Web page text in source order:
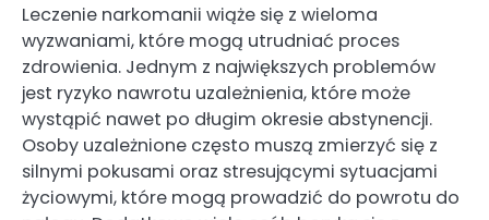
Leczenie narkomanii wiąże się z wieloma
wyzwaniami, które mogą utrudniać proces
zdrowienia. Jednym z największych problemów
jest ryzyko nawrotu uzależnienia, które może
wystąpić nawet po długim okresie abstynencji.
Osoby uzależnione często muszą zmierzyć się z
silnymi pokusami oraz stresującymi sytuacjami
życiowymi, które mogą prowadzić do powrotu do